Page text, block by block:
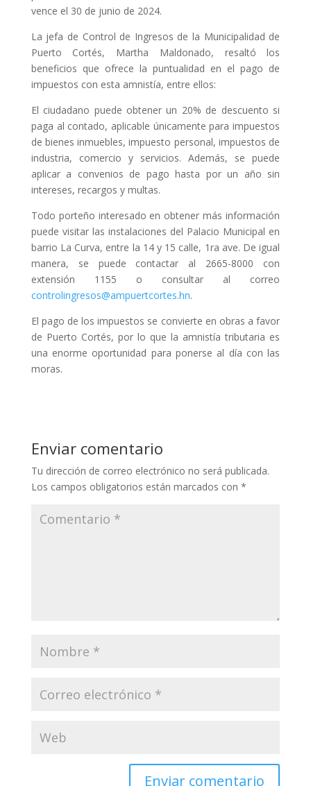
vence el 30 de junio de 2024.
La jefa de Control de Ingresos de la Municipalidad de
Puerto Cortés, Martha Maldonado, resaltó los
beneficios que ofrece la puntualidad en el pago de
impuestos con esta amnistía, entre ellos:
El ciudadano puede obtener un 20% de descuento si
paga al contado, aplicable únicamente para impuestos
de bienes inmuebles, impuesto personal, impuestos de
industria, comercio y servicios. Además, se puede
aplicar a convenios de pago hasta por un año sin
intereses, recargos y multas.
Todo porteño interesado en obtener más información
puede visitar las instalaciones del Palacio Municipal en
barrio La Curva, entre la 14 y 15 calle, 1ra ave. De igual
manera, se puede contactar al 2665-8000 con
extensión 1155 o consultar al correo
controlingresos@ampuertcortes.hn.
El pago de los impuestos se convierte en obras a favor
de Puerto Cortés, por lo que la amnistía tributaria es
una enorme oportunidad para ponerse al día con las
moras.
Enviar comentario
Tu dirección de correo electrónico no será publicada.
Los campos obligatorios están marcados con *